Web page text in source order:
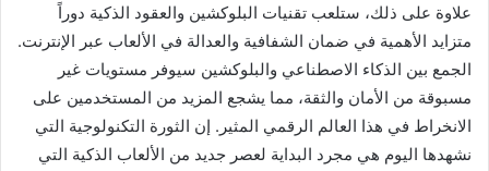
علاوة على ذلك، ستلعب تقنيات البلوكشين والعقود الذكية دوراً
متزايد الأهمية في ضمان الشفافية والعدالة في الألعاب عبر الإنترنت.
الجمع بين الذكاء الاصطناعي والبلوكشين سيوفر مستويات غير
مسبوقة من الأمان والثقة، مما يشجع المزيد من المستخدمين على
الانخراط في هذا العالم الرقمي المثير. إن الثورة التكنولوجية التي
نشهدها اليوم هي مجرد البداية لعصر جديد من الألعاب الذكية التي